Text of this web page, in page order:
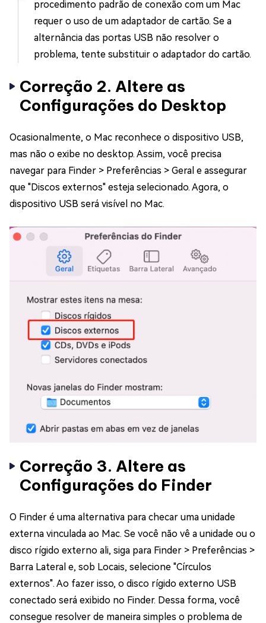
procedimento padrão de conexão com um Mac
requer o uso de um adaptador de cartão. Se a
alternância das portas USB não resolver o
problema, tente substituir o adaptador do cartão.
Correção 2. Altere as
Configurações do Desktop
Ocasionalmente, o Mac reconhece o dispositivo USB,
mas não o exibe no desktop. Assim, você precisa
navegar para Finder > Preferências > Geral e assegurar
que "Discos externos" esteja selecionado. Agora, o
dispositivo USB será visível no Mac.
Correção 3. Altere as
Configurações do Finder
O Finder é uma alternativa para checar uma unidade
externa vinculada ao Mac. Se você não vê a unidade ou o
disco rígido externo ali, siga para Finder > Preferências >
Barra Lateral e, sob Locais, selecione "Círculos
externos". Ao fazer isso, o disco rígido externo USB
conectado será exibido no Finder. Dessa forma, você
consegue resolver de maneira simples o problema de